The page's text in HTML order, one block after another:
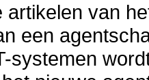
artikelen van
een
systemen